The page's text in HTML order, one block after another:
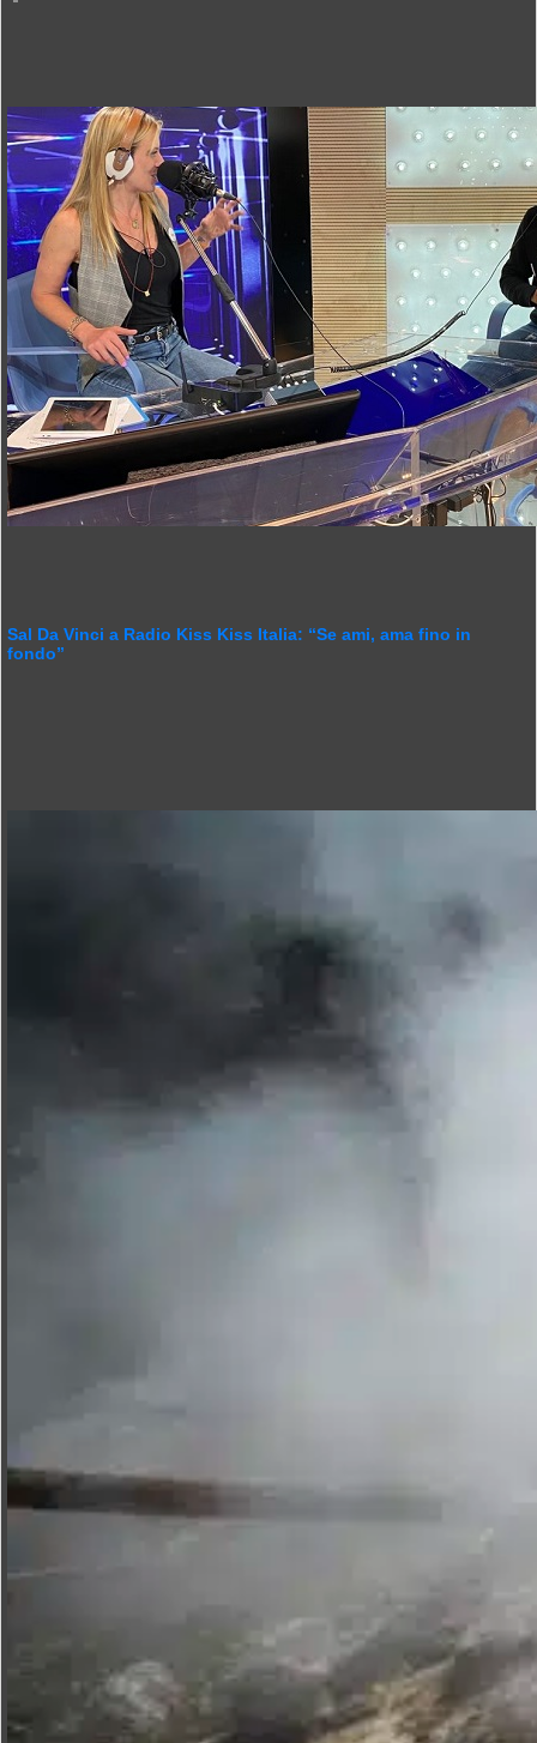
Sal Da Vinci a Radio Kiss Kiss Italia: “Se ami, ama fino in
fondo”